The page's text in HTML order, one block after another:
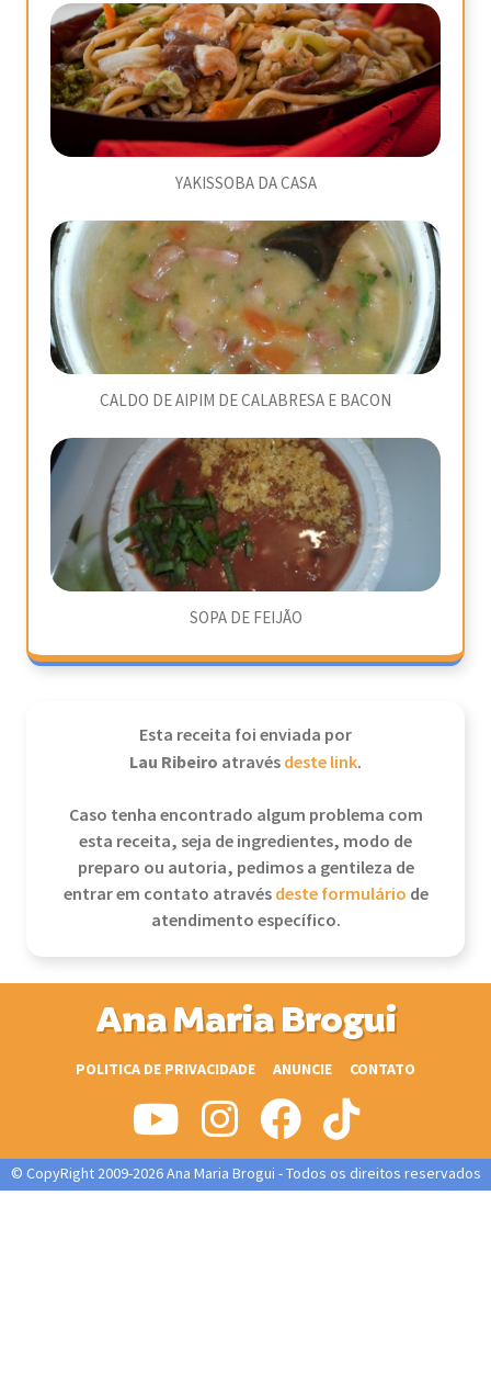
YAKISSOBA DA CASA
CALDO DE AIPIM DE CALABRESA E BACON
SOPA DE FEIJÃO
Esta receita foi enviada por
Lau Ribeiro atravésdeste link.
Caso tenha encontrado algum problema com
esta receita, seja de ingredientes, modo de
preparo ou autoria, pedimos a gentileza de
entrar em contato atravésdeste formulário de
atendimento específico.
Ana Maria Brogui
POLITICA DE PRIVACIDADE ANUNCIE CONTATO
© CopyRight 2009-2026 Ana Maria Brogui - Todos os direitos reservados